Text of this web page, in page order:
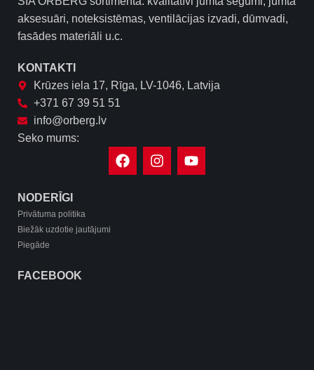
aksesuāri, noteksistēmas, ventilācijas izvadi, dūmvadi,
fasādes materiāli u.c.
KONTAKTI
Krūzes iela 17, Rīga, LV-1046, Latvija
+371 67 39 51 51
info@orberg.lv
Seko mums:
NODERĪGI
Privātuma politika
Biežāk uzdotie jautājumi
Piegāde
FACEBOOK